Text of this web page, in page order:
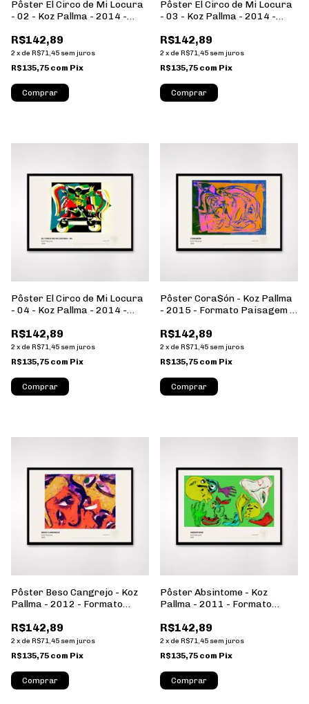
Pôster El Circo de Mi Locura
- 02 - Koz Pallma - 2014 -
Moldura
R$142,89
2 x de R$71,45 sem juros
R$135,75 com Pix
Comprar
Pôster El Circo de Mi Locura
- 03 - Koz Pallma - 2014 -
Moldura
R$142,89
2 x de R$71,45 sem juros
R$135,75 com Pix
Comprar
Pôster El Circo de Mi Locura
- 04 - Koz Pallma - 2014 -
Moldura
R$142,89
2 x de R$71,45 sem juros
R$135,75 com Pix
Comprar
Pôster Cora$ón - Koz Pallma
- 2015 - Formato Paisagem -
R$142,89
2 x de R$71,45 sem juros
R$135,75 com Pix
Comprar
Pôster Beso Cangrejo - Koz
Pallma - 2012 - Formato
R$142,89
2 x de R$71,45 sem juros
R$135,75 com Pix
Comprar
Pôster Absintome - Koz
Pallma - 2011 - Formato
R$142,89
2 x de R$71,45 sem juros
R$135,75 com Pix
Comprar